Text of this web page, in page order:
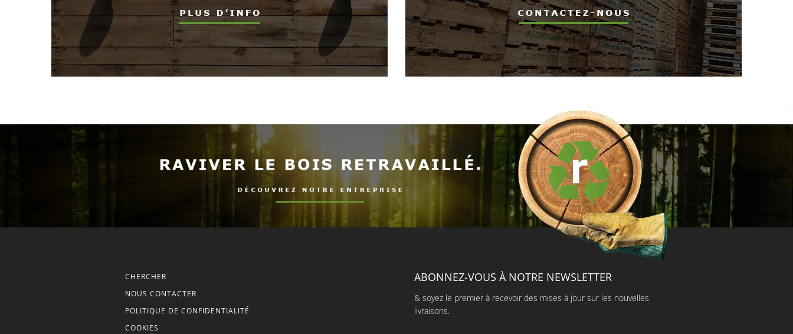
CHERCHER
NOUS CONTACTER
POLITIQUE DE CONFIDENTIALITÉ
COOKIES
ABONNEZ-VOUS À NOTRE NEWSLETTER
& soyez le premier à recevoir des mises à jour sur les nouvelles
livraisons.